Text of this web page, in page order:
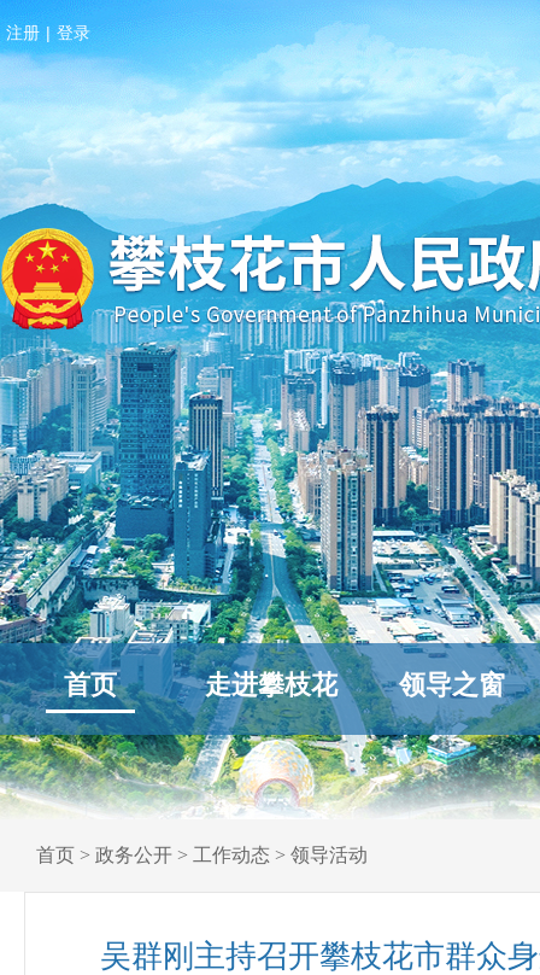
注册 | 登录
首页 走进攀枝花 领导之窗
首页 > 政务公开 > 工作动态 > 领导活动
吴群刚主持召开攀枝花市群众